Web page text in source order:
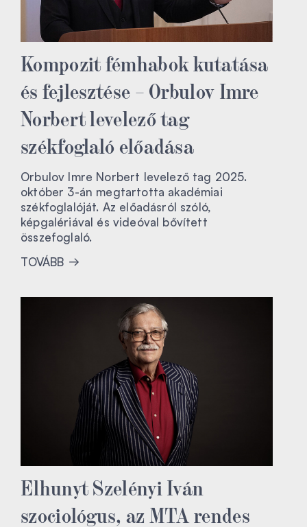
Kompozit fémhabok kutatása
és fejlesztése – Orbulov Imre
Norbert levelező tag
székfoglaló előadása
Orbulov Imre Norbert levelező tag 2025.
október 3-án megtartotta akadémiai
székfoglalóját. Az előadásról szóló,
képgalériával és videóval bővített
összefoglaló.
TOVÁBB
Elhunyt Szelényi Iván
szociológus, az MTA rendes